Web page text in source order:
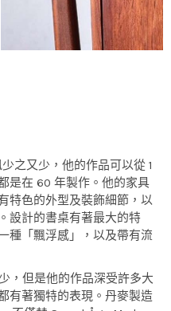
之又少，他的作品可以從 1
是在 60 年製作。他的家具
特色的外型及裝飾細節，以
設計的書桌有著最大的特
種「飄浮感」，以及帶有流
，但是他的作品深受許多大
有著獨特的表現。丹麥製造